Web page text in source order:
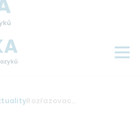
Rozřazovací testy z AJ na I. a II. stupni